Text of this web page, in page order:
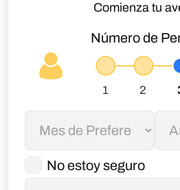
Comienza tu
Número de
No estoy seguro